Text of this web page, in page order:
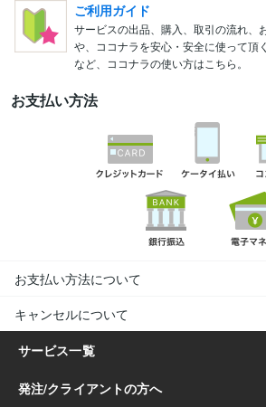
ご利用ガイド
サービスの出品、購入、取引の流れ、
や、ココナラを安心・安全に使って頂
など、ココナラの使い方はこちら。
お支払い方法
お支払い方法について
キャンセルについて